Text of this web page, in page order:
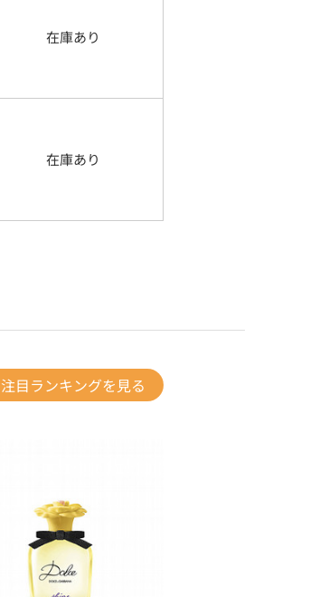
在庫あり
在庫あり
注目ランキングを見る